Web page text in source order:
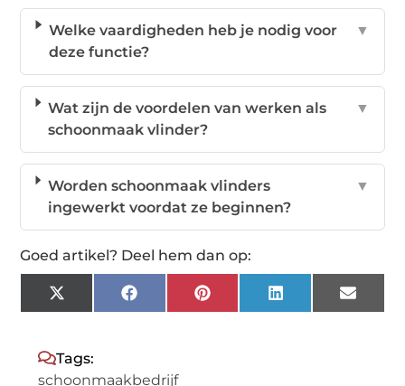
Welke vaardigheden heb je nodig voor
deze functie?
▼
Wat zijn de voordelen van werken als
schoonmaak vlinder?
▼
Worden schoonmaak vlinders
ingewerkt voordat ze beginnen?
▼
Goed artikel? Deel hem dan op:
X
(Twitter)
FacebookPinterestLinkedIn Email
Tags:
schoonmaakbedrijf